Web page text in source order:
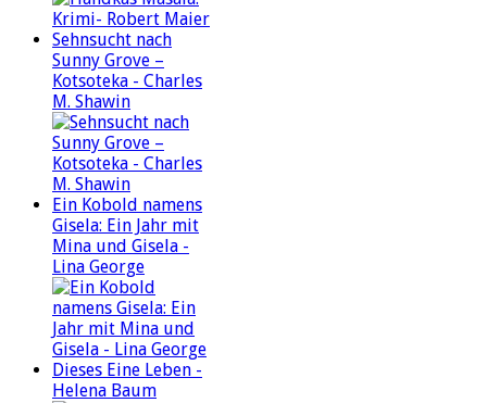
Sehnsucht nach
Sunny Grove –
Kotsoteka - Charles
M. Shawin
Ein Kobold namens
Gisela: Ein Jahr mit
Mina und Gisela -
Lina George
Dieses Eine Leben -
Helena Baum